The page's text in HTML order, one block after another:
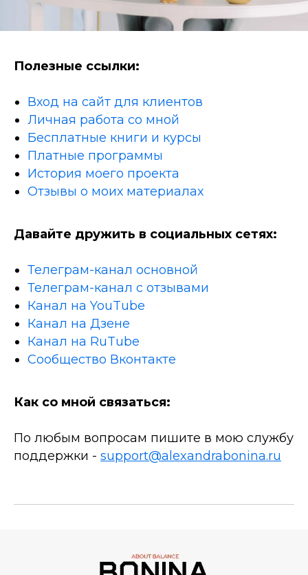
Полезные ссылки:
Вход на сайт для клиентов
Личная работа со мной
Бесплатные книги и курсы
Платные программы
История моего проекта
Отзывы о моих материалах
Давайте дружить в социальных сетях:
Телеграм-канал основной
Телеграм-канал с отзывами
Канал на YouTube
Канал на Дзене
Канал на RuTube
Сообщество Вконтакте
Как со мной связаться:
По любым вопросам пишите в мою службу
поддержки - support@alexandrabonina.ru